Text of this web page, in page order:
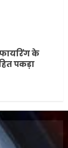
के
पकड़ा